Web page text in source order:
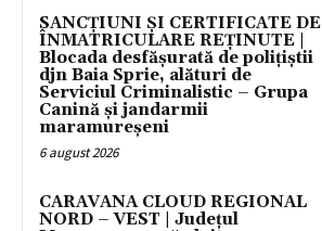
SANCȚIUNI ȘI CERTIFICATE DE
ÎNMATRICULARE REȚINUTE |
Blocada desfășurată de polițiștii
djn Baia Sprie, alături de
Serviciul Criminalistic – Grupa
Canină și jandarmii
maramureșeni
6 august 2026
CARAVANA CLOUD REGIONAL
NORD – VEST | Județul